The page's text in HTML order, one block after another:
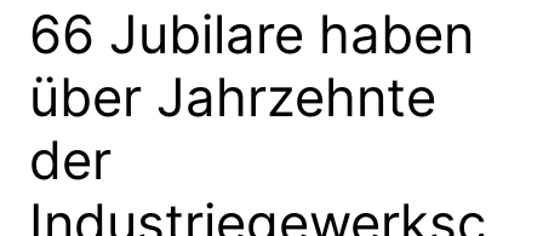
66 Jubilare haben
über Jahrzehnte
der
Industriegewerksc